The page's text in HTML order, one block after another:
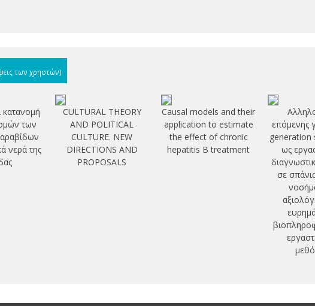
των χρηστών)
κατανομή
των
νερά της
CULTURAL THEORY
AND POLITICAL
CULTURE. NEW
DIRECTIONS AND
PROPOSALS
Causal models and their
application to estimate
the effect of chronic
hepatitis B treatment
επόμενης
generation
ως
σε